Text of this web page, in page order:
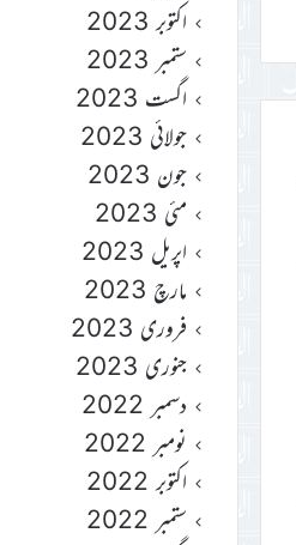
اکتوبر 2023
ستمبر 2023
اگست 2023
جولائی 2023
جون 2023
مئی 2023
اپریل 2023
مارچ 2023
فروری 2023
جنوری 2023
دسمبر 2022
نومبر 2022
اکتوبر 2022
ستمبر 2022